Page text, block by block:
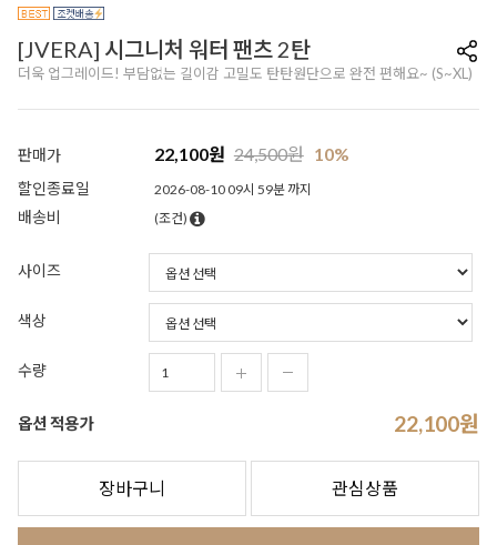
[JVERA] 시그니처 워터 팬츠 2탄
더욱 업그레이드! 부담없는 길이감 고밀도 탄탄원단으로 완전 편해요~ (S~XL)
판매가 22,100원 24,500원 10%
할인종료일 2026-08-10 09시 59분 까지
배송비 (조건)
사이즈
색상
수량
옵션 적용가 22,100원
장바구니 관심상품